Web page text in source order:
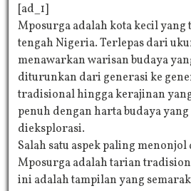
[ad_1]
Mposurga adalah kota kecil
tengah Nigeria. Terlepas dari
menawarkan warisan budaya
diturunkan dari generasi ke
tradisional hingga kerajinan
penuh dengan harta budaya
dieksplorasi.
Salah satu aspek paling
Mposurga adalah tarian
ini adalah tampilan yang